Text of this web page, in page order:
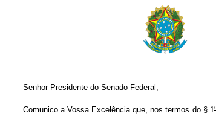
Senhor Presidente do Senado Federal,
Comunico a Vossa Excelência que, nos termos do § 1